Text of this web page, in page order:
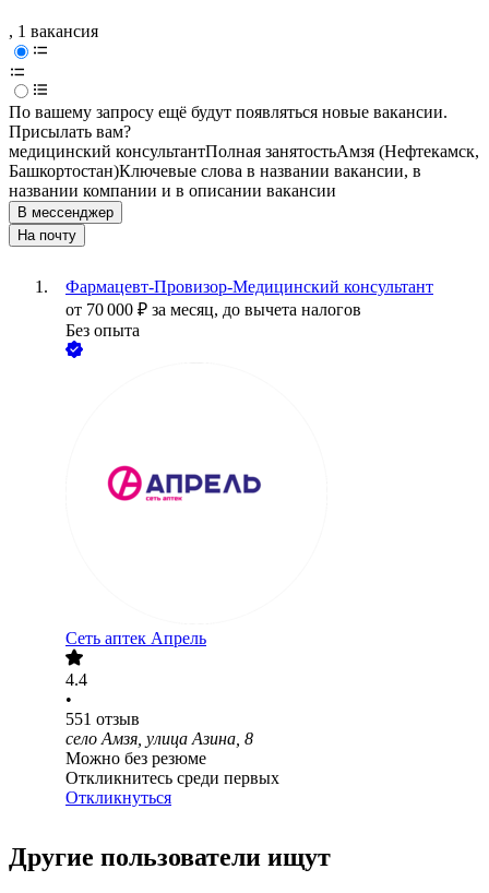
, 1 вакансия
По вашему запросу ещё будут появляться новые вакансии.
Присылать вам?
медицинский консультантПолная занятостьАмзя (Нефтекамск,
Башкортостан)Ключевые слова в названии вакансии, в
названии компании и в описании вакансии
В мессенджер
На почту
Фармацевт-Провизор-Медицинский консультант
от 70 000 ₽ за месяц, до вычета налогов
Без опыта
Сеть аптек Апрель
4.4
•
551 отзыв
село Амзя, улица Азина, 8
Можно без резюме
Откликнитесь среди первых
Откликнуться
Другие пользователи ищут